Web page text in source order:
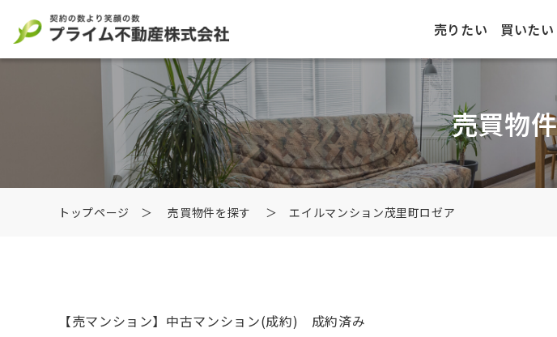
売りたい 買いたい
売買物
トップページ ＞ 売買物件を探す ＞ エイルマンション茂里町ロゼア
【売マンション】中古マンション(成約) 成約済み